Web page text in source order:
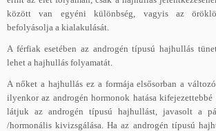
között van egyéni különbség, vagyis az
befolyásolja a kialakulását.
A férfiak esetében az androgén típusú hajhullás
lehet a hajhullás folyamatát.
A nőket a hajhullás ez a formája elsősorban a
ilyenkor az androgén hormonok hatása
látjuk az androgén típusú hajhullást, javasolt a
/hormonális kivizsgálása. Ha az androgén típusú